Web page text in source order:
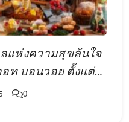
แห่งความสุขล้นใจ
อท บอนวอย ตั้งแต่
นถึงรีสอร์ทริมทะเล
0